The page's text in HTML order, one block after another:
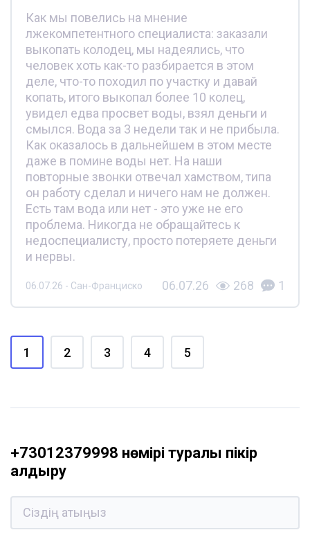
Как мы повелись на мнение
лжекомпетентного специалиста: заказали
выкопать колодец, мы надеялись, что
человек хоть как-то разбирается в этом
деле, что-то походил по участку и давай
копать, итого выкопал более 10 колец,
увидел едва просвет воды, взял деньги и
смылся. Вода за 3 недели так и не прибыла.
Как оказалось в дальнейшем в этом месте
даже в помине воды нет. На наши
повторные звонки отвечал хамством, типа
он работу сделал и ничего нам не должен.
Есть там вода или нет - это уже не его
проблема. Никогда не обращайтесь к
недоспециалисту, просто потеряете деньги
и нервы.
06.07.26 - Сан-Франциско 06.07.26 268 1
1 2 3 4 5
+73012379998 нөмірі туралы пікір
қалдыру